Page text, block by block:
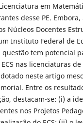
em
desse PE.
Núcleos Docentes
Instituto Federal de
questão tem potencial
nas licenciaturas
neste artigo
Entre os
destacam-se: (i) a
nos Projetos